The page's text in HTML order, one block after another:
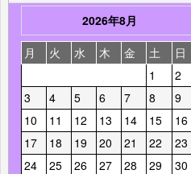
2026年8月
月
火 水 木 金 土
日
1
2
3
4 5 6 7 8
9
10
11 12 13 14 15
16
17
18 19 20 21 22
23
24
25 26 27 28 29
30